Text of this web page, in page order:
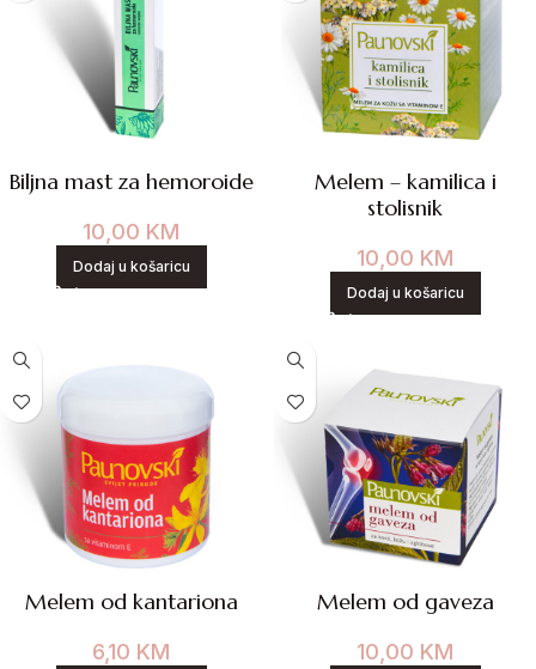
Biljna mast za hemoroide
10,00 KM
Dodaj u košaricu
Melem – kamilica i
stolisnik
10,00 KM
Dodaj u košaricu
Melem od kantariona
6,10 KM
Melem od gaveza
10,00 KM